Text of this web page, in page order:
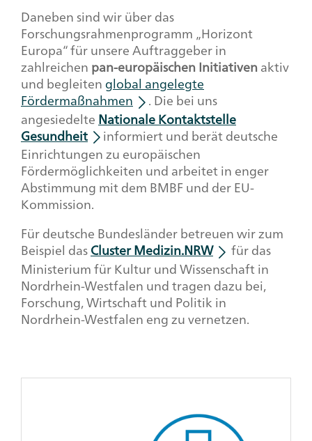
Daneben sind wir über das
Forschungsrahmenprogramm „Horizont
Europa“ für unsere Auftraggeber in
zahlreichenpan-europäischen Initiativenaktiv
und begleitenglobal angelegte
Fördermaßnahmen
. Die bei uns
angesiedelteNationale Kontaktstelle
Gesundheit
informiert und berät deutsche
Einrichtungen zu europäischen
Fördermöglichkeiten und arbeitet in enger
Abstimmung mit dem BMBF und der EU-
Kommission.
Für deutsche Bundesländer betreuen wir zum
Beispiel dasCluster Medizin.NRW
für das
Ministerium für Kultur und Wissenschaft in
Nordrhein-Westfalen und tragen dazu bei,
Forschung, Wirtschaft und Politik in
Nordrhein-Westfalen eng zu vernetzen.
Client